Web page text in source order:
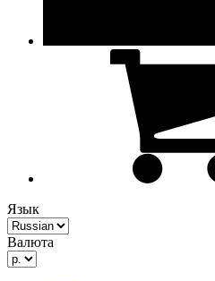
Язык
Валюта